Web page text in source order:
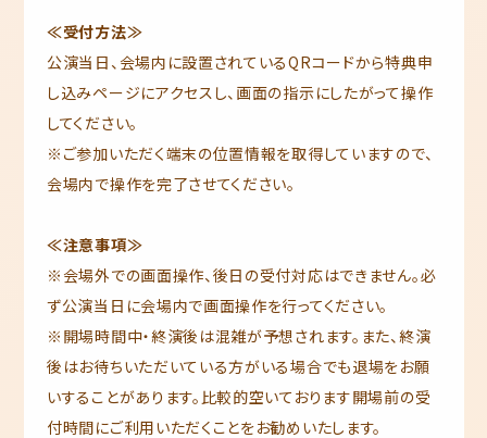
≪受付方法≫
公演当日、会場内に設置されているQRコードから特典申
し込みページにアクセスし、画面の指示にしたがって操作
してください。
※ご参加いただく端末の位置情報を取得していますので、
会場内で操作を完了させてください。
≪注意事項≫
※会場外での画面操作、後日の受付対応はできません。必
ず公演当日に会場内で画面操作を行ってください。
※開場時間中・終演後は混雑が予想されます。また、終演
後はお待ちいただいている方がいる場合でも退場をお願
いすることがあります。比較的空いております開場前の受
付時間にご利用いただくことをお勧めいたします。